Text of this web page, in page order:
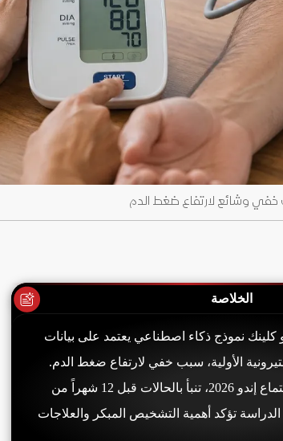
وشائع لارتفاع ضغط الدم
الخلاصة
نموذج ذكاء اصطناعي يعتمد على بيانات
الأولية، سبب خفي لارتفاع ضغط الدم.
النموذج، الذي تم عرضه في اجتماع إندو 2026، تنبأ بالحالات قبل 12 شهراً من
بدقة تزيد على 90%. الدراسة تؤكد أهمية التشخيص المبكر والعلاجات